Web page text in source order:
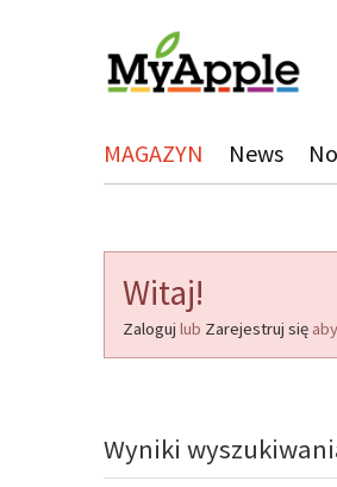
MAGAZYN News
Witaj!
Zaloguj lub Zarejestruj się
Wyniki